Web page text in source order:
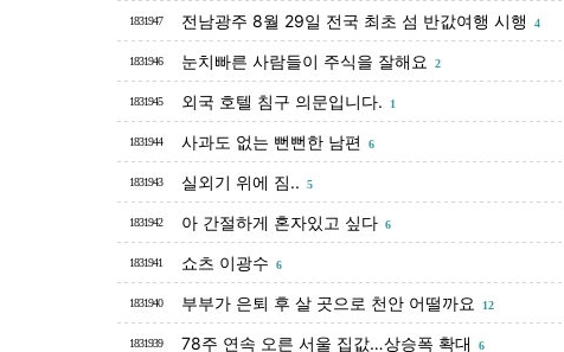
1831947 전남광주 8월 29일 전국 최초 섬 반값여행 시행 4
1831946 눈치빠른 사람들이 주식을 잘해요 2
1831945 외국 호텔 침구 의문입니다. 1
1831944 사과도 없는 뻔뻔한 남편 6
1831943 실외기 위에 짐.. 5
1831942 아 간절하게 혼자있고 싶다 6
1831941 쇼츠 이광수 6
1831940 부부가 은퇴 후 살 곳으로 천안 어떨까요 12
1831939 78주 연속 오른 서울 집값…상승폭 확대 6